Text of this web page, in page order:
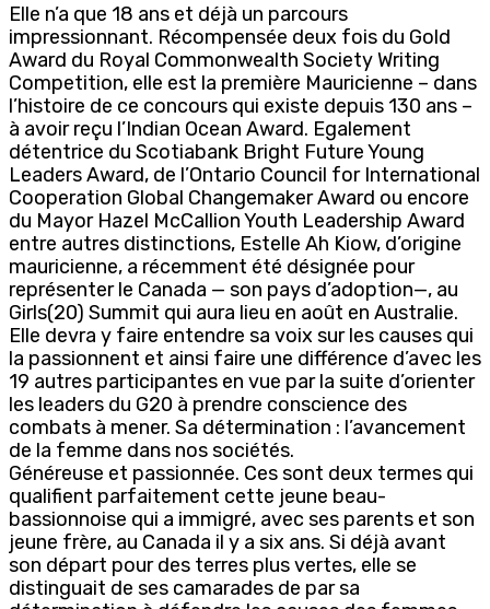
Elle n’a que 18 ans et déjà un parcours
impressionnant. Récompensée deux fois du Gold
Award du Royal Commonwealth Society Writing
Competition, elle est la première Mauricienne – dans
l’histoire de ce concours qui existe depuis 130 ans –
à avoir reçu l’Indian Ocean Award. Egalement
détentrice du Scotiabank Bright Future Young
Leaders Award, de l’Ontario Council for International
Cooperation Global Changemaker Award ou encore
du Mayor Hazel McCallion Youth Leadership Award
entre autres distinctions, Estelle Ah Kiow, d’origine
mauricienne, a récemment été désignée pour
représenter le Canada — son pays d’adoption—, au
Girls(20) Summit qui aura lieu en août en Australie.
Elle devra y faire entendre sa voix sur les causes qui
la passionnent et ainsi faire une différence d’avec les
19 autres participantes en vue par la suite d’orienter
les leaders du G20 à prendre conscience des
combats à mener. Sa détermination : l’avancement
de la femme dans nos sociétés.
Généreuse et passionnée. Ces sont deux termes qui
qualifient parfaitement cette jeune beau-
bassionnoise qui a immigré, avec ses parents et son
jeune frère, au Canada il y a six ans. Si déjà avant
son départ pour des terres plus vertes, elle se
distinguait de ses camarades de par sa